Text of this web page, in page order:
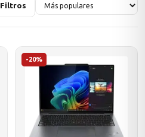
Filtros
-20%